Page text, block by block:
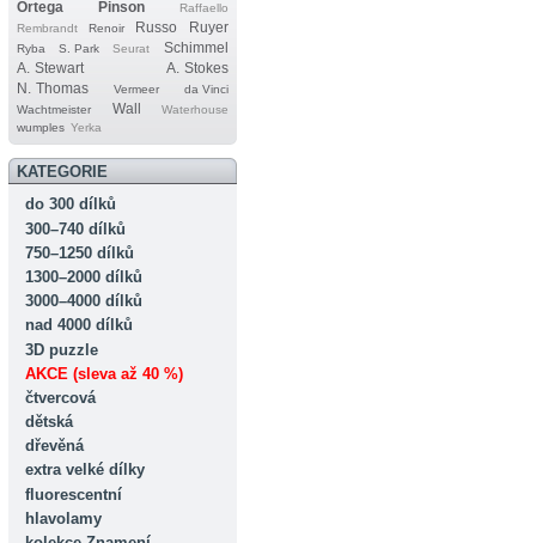
Ortega Pinson
Raffaello
Rembrandt
Renoir Russo Ruyer
Ryba S. Park Seurat
Schimmel
A. Stewart
A. Stokes
N. Thomas
Vermeer
da Vinci
Wachtmeister
Wall
Waterhouse
wumples Yerka
KATEGORIE
do 300 dílků
300–740 dílků
750–1250 dílků
1300–2000 dílků
3000–4000 dílků
nad 4000 dílků
3D puzzle
AKCE (sleva až 40 %)
čtvercová
dětská
dřevěná
extra velké dílky
fluorescentní
hlavolamy